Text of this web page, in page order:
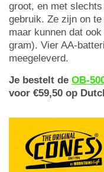
groot, en met
gebruik. Ze zijn on
maar kunnen dat
gram). Vier AA-
meegeleverd.
Je bestelt de OB-
voor €59,50 op